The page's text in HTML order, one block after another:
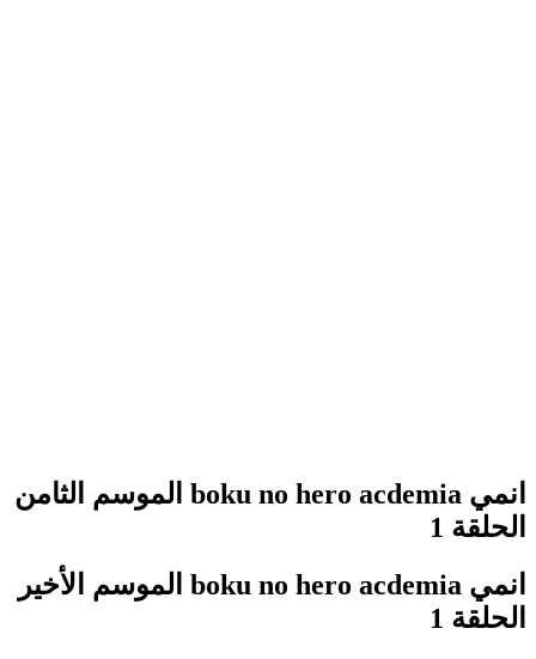
انمي boku no hero acdemia الموسم الثامن
الحلقة 1
انمي boku no hero acdemia الموسم الأخير
الحلقة 1